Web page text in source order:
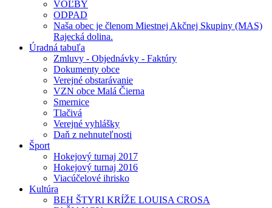
VOĽBY
ODPAD
Naša obec je členom Miestnej Akčnej Skupiny (MAS)
Rajecká dolina.
Úradná tabuľa
Zmluvy - Objednávky - Faktúry
Dokumenty obce
Verejné obstarávanie
VZN obce Malá Čierna
Smernice
Tlačivá
Verejné vyhlášky
Daň z nehnuteľnosti
Šport
Hokejový turnaj 2017
Hokejový turnaj 2016
Viacúčelové ihrisko
Kultúra
BEH ŠTYRI KRÍŽE LOUISA CROSA